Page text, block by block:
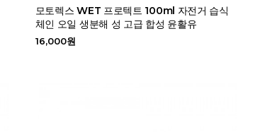
모토렉스 WET 프로텍트 100ml 자전거 습식
체인 오일 생분해 성 고급 합성 윤활유
16,000원